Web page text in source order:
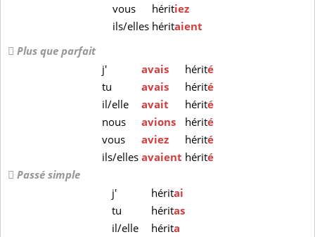
vous
héritiez
ils/elles héritaient
Plus que parfait
j'
avais hérité
tu
avais hérité
il/elle
avait hérité
nous
avions hérité
vous
aviez hérité
ils/elles avaient hérité
Passé simple
j'
héritai
tu
héritas
il/elle
hérita